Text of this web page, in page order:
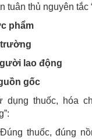
tuân thủ nguyên tắc
phẩm
trường
lao động
gốc
dụng thuốc, hóa
Đúng thuốc, đúng